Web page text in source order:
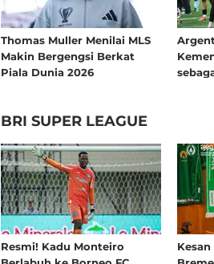
Thomas Muller Menilai MLS
Makin Bergengsi Berkat
Piala Dunia 2026
BRI SUPER LEAGUE
Resmi! Kadu Monteiro